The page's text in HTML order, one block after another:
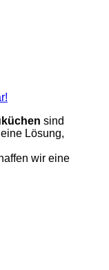
sind
Lösung,
wir eine